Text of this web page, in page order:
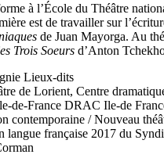
à l’École du Théâtre
est de travailler sur
de Juan Mayorga. Au
Trois Soeurs d’Anton
Lieux-dits
de Lorient, Centre
de-France DRAC Ile-de
contemporaine / Nouveau
langue française 2017 du